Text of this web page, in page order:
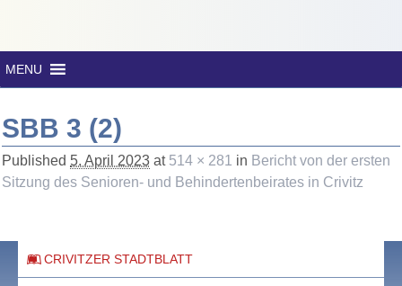
MENU
SBB 3 (2)
Published 5. April 2023 at 514 × 281 in Bericht von der ersten
Sitzung des Senioren- und Behindertenbeirates in Crivitz
CRIVITZER STADTBLATT